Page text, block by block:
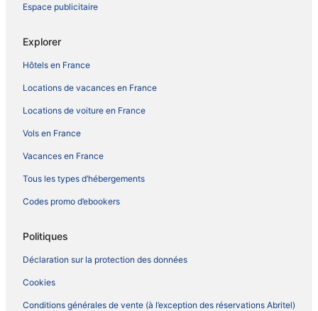
Espace publicitaire
Explorer
Hôtels en France
Locations de vacances en France
Locations de voiture en France
Vols en France
Vacances en France
Tous les types d’hébergements
Codes promo d’ebookers
Politiques
Déclaration sur la protection des données
Cookies
Conditions générales de vente (à l’exception des réservations Abritel)